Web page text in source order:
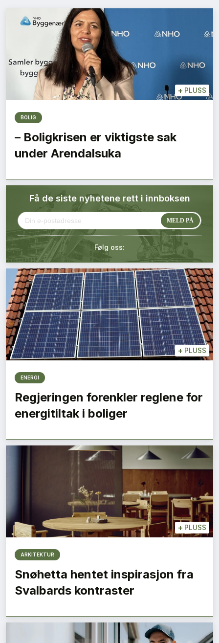
Eiendom
Tips redaksjonen
Annonsering
Abonnement Pluss
Kontakt oss
Login
+ PLUSS
BOLIG
– Boligkrisen er viktigste sak
under Arendalsuka
Få de siste nyhetene rett i innboksen
Følg oss:
+ PLUSS
ENERGI
Regjeringen forenkler reglene for
energitiltak i boliger
+ PLUSS
ARKITEKTUR
Snøhetta hentet inspirasjon fra
Svalbards kontraster